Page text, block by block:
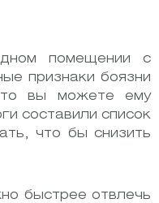
помещении с
признаки боязни
то вы можете ему
составили список
что бы снизить
быстрее отвлечь